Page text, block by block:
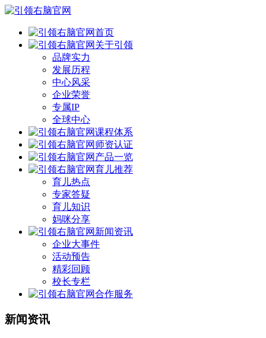
首页
关于引领
品牌实力
发展历程
中心风采
企业荣誉
专属IP
全球中心
课程体系
师资认证
产品一览
育儿推荐
育儿热点
专家答疑
育儿知识
妈咪分享
新闻资讯
企业大事件
活动预告
精彩回顾
校长专栏
合作服务
新闻资讯